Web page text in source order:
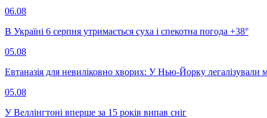
06.08
В Україні 6 серпня утримається суха і спекотна погода +38°
05.08
Евтаназія для невиліковно хворих: У Нью-Йорку легалізували
05.08
У Веллінгтоні вперше за 15 років випав сніг